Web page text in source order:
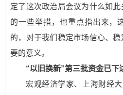
定了这次政治局会议为什么如
的一些举措，也重点指出来，
的，对于我们稳定市场信心、
要的意义。
“以旧换新”第三批资金已下
宏观经济学家、上海财经